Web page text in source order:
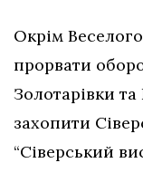
Окрім
прорвати
Золотарівки
захопити
“Сіверський